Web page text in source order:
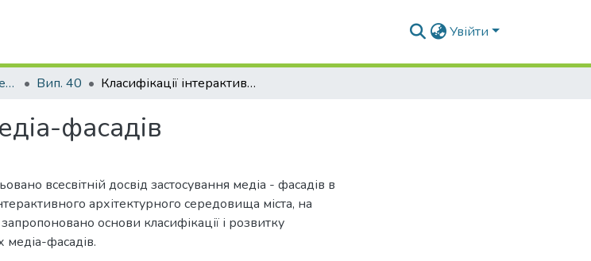
Увійти
Сучасні проблеми архітектури та містобудування Вип. 40 Класифікації інтерактивних медіа-фасадів
фасадів
всесвітній досвід застосування медіа - фасадів в
архітектурного середовища міста, на
запропоновано основи класифікації і розвитку
медіа-фасадів.